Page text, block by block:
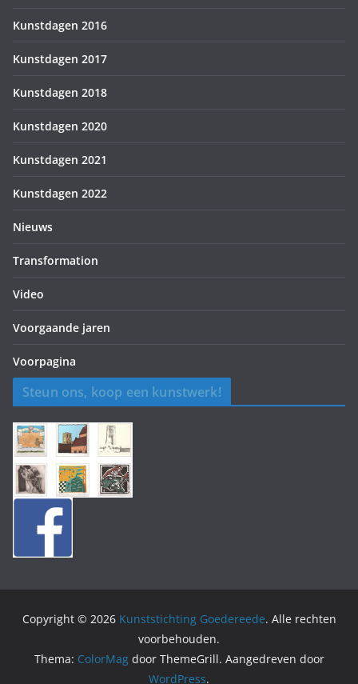
Kunstdagen 2016
Kunstdagen 2017
Kunstdagen 2018
Kunstdagen 2020
Kunstdagen 2021
Kunstdagen 2022
Nieuws
Transformation
Video
Voorgaande jaren
Voorpagina
Steun ons, koop een kunstwerk!
Copyright © 2026 Kunststichting Goedereede. Alle rechten
voorbehouden.
Thema: ColorMagdoor ThemeGrill. Aangedreven door
WordPress.